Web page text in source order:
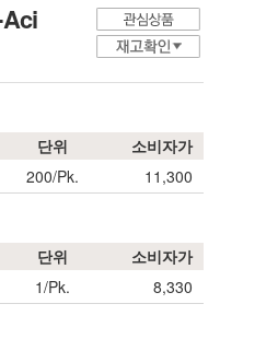
단위
소비자가
200/Pk. 11,300
단위
소비자가
1/Pk. 8,330